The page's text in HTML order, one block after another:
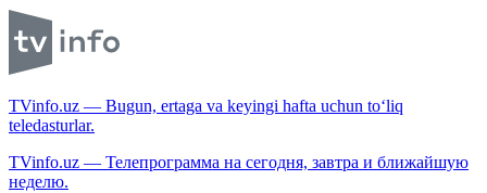
TVinfo.uz — Bugun, ertaga va keyingi hafta uchun to‘liq
teledasturlar.
TVinfo.uz — Телепрограмма на сегодня, завтра и ближайшую
неделю.